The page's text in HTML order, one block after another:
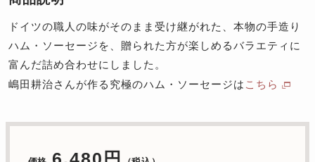
ドイツの職人の味がそのまま受け継がれた、本物の手造り
ハム・ソーセージを、贈られた方が楽しめるバラエティに
富んだ詰め合わせにしました。
嶋田耕治さんが作る究極のハム・ソーセージは こちら